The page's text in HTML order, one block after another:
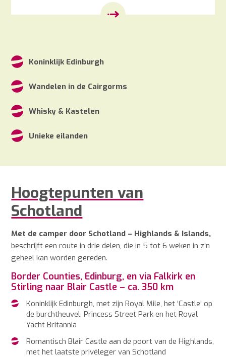
Koninklijk Edinburgh
Wandelen in de Cairgorms
Whisky & Kastelen
Unieke eilanden
Hoogtepunten van
Schotland
Met de camper door Schotland – Highlands & Islands,
beschrijft een route in drie delen, die in 5 tot 6 weken in z’n
geheel kan worden gereden.
Border Counties, Edinburg, en via Falkirk en
Stirling naar Blair Castle – ca. 350 km
Koninklijk Edinburgh, met zijn Royal Mile, het ‘Castle’ op
de burchtheuvel, Princess Street Park en het Royal
Yacht Britannia
Romantisch Blair Castle aan de poort van de Highlands,
met het laatste privéleger van Schotland